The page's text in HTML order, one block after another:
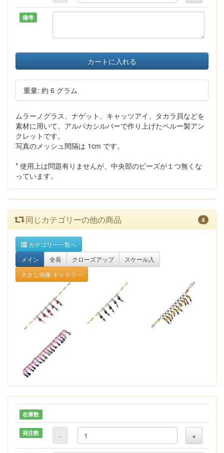
備考
カートに入れる
重量: 約 6 グラム
ムラーノグラス、ナゲット、キャッツアイ、タカラ貝などを
素材に用いて、アルパカシルバーで作り上げたペルー製アン
クレットです。
写真のメッシュ間隔は 1cm です。
* 使用上は問題有りませんが、中央部のビーズが１つ無くな
っています。
同じカテゴリーの他の商品 4
カテゴリー一覧へ
メイン
全長 クローズアップ
スケール入
大きな画像:ギャラリー
在庫数
発注数 - +